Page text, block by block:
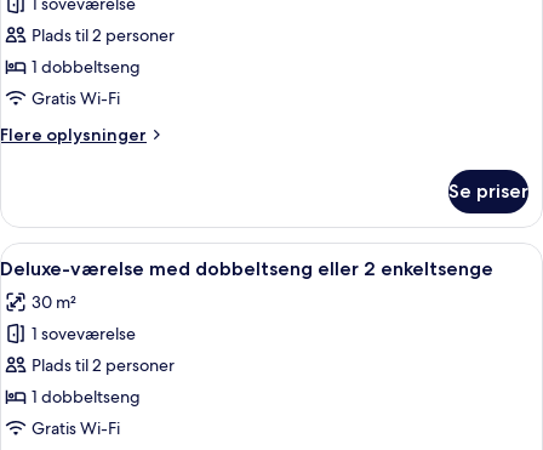
af
Economy-
værelse
med
eller
Plads til 2 personer
1 dobbeltseng
Gratis Wi-Fi
Flere oplysninger
Flere
værelse
med
dobbeltseng
2
enkeltsenge
Se priser
Indlæs
alle
billeder
af
Deluxe-
værelse
med
Et hotelværelse med en stor seng,
11
Deluxe-værelse med dobbeltseng eller 2 enkeltsenge
30 m²
1 soveværelse
Plads til 2 personer
1 dobbeltseng
Gratis Wi-Fi